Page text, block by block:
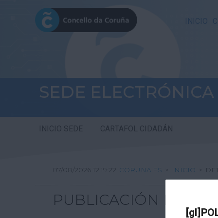
INICIO
SEDE ELECTRÓNICA
INICIO SEDE CARTAFOL CIDADÁN
07/08/2026 12:19:22 CORUNA.ES > INICIO >
PUBLICACIÓN DE